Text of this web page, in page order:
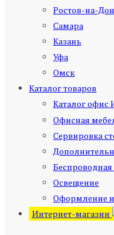
Ростов-на-
Самара
Казань
Уфа
Омск
Каталог товаров
Каталог офис
Офисная
Сервировка
Беспроводная
Освещение
Оформление
Интернет-магазин